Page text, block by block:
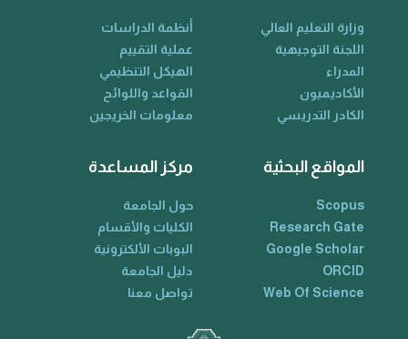
وزارة التعليم العالي
اللجنة التوجيهية
المدراء
الأكاديميون
الكادر التدريسي
أنظمة الدراسات
عملية التقييم
الهيكل التنظيمي
القواعد واللوائح
معلومات الخريجين
المواقع البحثية
Scopus
Research Gate
Google Scholar
ORCID
Web Of Science
مركز المساعدة
حول الجامعة
الكليات والأقسام
البوبات الألكترونية
دليل الجامعة
تواصل معنا